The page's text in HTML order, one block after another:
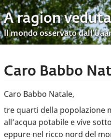
A ragion veduta
Il mondo osservato
Caro Babbo
Caro Babbo Natale,
tre quarti della popolazione
all’acqua potabile e vive
eppure nel ricco nord del